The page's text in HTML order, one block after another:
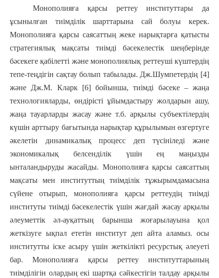
Монополияға қарсы реттеу институттары да
ұсынылған тиімділік шарттарына сай болуы керек.
Монополияға қарсы саясаттың жеке нарықтарға қатысты
стратегиялық мақсаты тиімді бәсекелестік шеңберінде
бәсекеге қабілетті және монополиялық реттеуші күштердің
тепе-теңдігін сақтау болып табылады. Дж.Шумпетердің [4]
және Дж.М. Кларк [6] бойынша, тиімді бәсеке – жаңа
технологияларды, өндірісті ұйымдастыру жолдарын ашу,
жаңа тауарларды жасау және т.б. арқылы субъектілердің
күшін арттыру бағытында нарықтар құрылымын өзгертуге
әкелетін динамикалық процесс деп түсініледі және
экономикалық белсенділік үшін ең маңызды
ынталандыруды жасайды. Монополияға қарсы саясаттың
мақсаты мен институттың тиімділік тұжырымдамасына
сүйене отырып, монополияға қарсы реттеудің тиімді
институты тиімді бәсекелестік үшін жағдай жасау арқылы
әлеуметтік әл-ауқаттың барынша жоғарылауына қол
жеткізуге ықпал ететін институт деп айта аламыз. осы
институтты іске асыру үшін жеткілікті ресурстық әлеуеті
бар. Монополияға қарсы реттеу институттарының
тиімділігін олардың екі шартқа сәйкестігін талдау арқылы